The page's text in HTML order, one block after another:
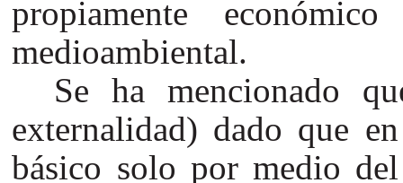
propiamente
medioambiental.
Se ha mencionado
externalidad) dado que
básico solo por medio